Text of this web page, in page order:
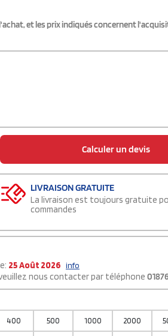
et les prix indiqués concernent
Calculer un devis
LIVRAISON GRATUITE
La livraison est toujours gratuite
commandes
25 Août 2026 info
nous contacter par téléphone
400 500 1000 2000